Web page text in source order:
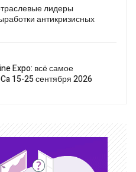
лидеры
антикризисных
Expo: всё самое
15-25 сентября 2026